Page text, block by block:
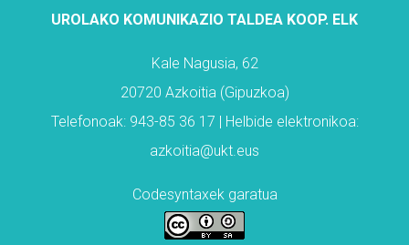
UROLAKO KOMUNIKAZIO TALDEA KOOP. ELK
Kale Nagusia, 62
20720 Azkoitia (Gipuzkoa)
Telefonoak: 943-85 36 17 | Helbide elektronikoa:
azkoitia@ukt.eus
Codesyntaxek garatua